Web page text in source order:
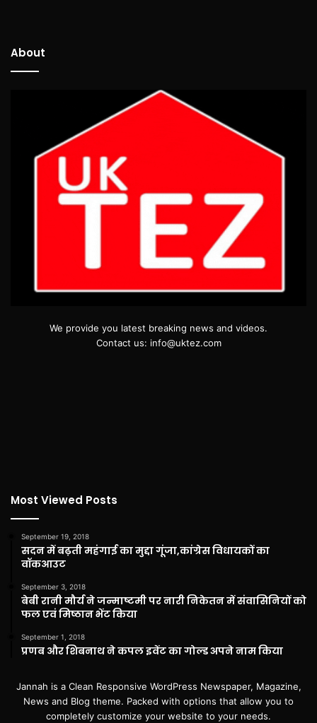
About
We provide you latest breaking news and videos.
Contact us: info@uktez.com
Most Viewed Posts
September 19, 2018
सदन में बढ़ती महंगाई का मुद्दा गूंजा,कांग्रेस विधायकों का
वॉकआउट
September 3, 2018
बेबी रानी मौर्य ने जन्माष्टमी पर नारी निकेतन में संवासिनियों को
फल एवं मिष्ठान भेंट किया
September 1, 2018
प्रणब और शिबनाथ ने कपल इवेंट का गोल्ड अपने नाम किया
Jannah is a Clean Responsive WordPress Newspaper, Magazine,
News and Blog theme. Packed with options that allow you to
completely customize your website to your needs.